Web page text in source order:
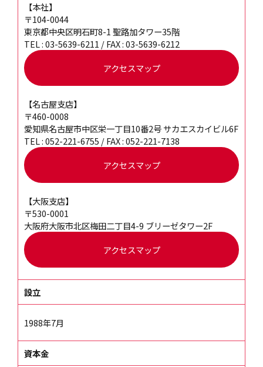
【本社】
〒104-0044
東京都中央区明石町8-1 聖路加タワー35階
TEL : 03-5639-6211 / FAX : 03-5639-6212
アクセスマップ
【名古屋支店】
〒460-0008
愛知県名古屋市中区栄一丁目10番2号サカエスカイビル6F
TEL : 052-221-6755 / FAX : 052-221-7138
アクセスマップ
【大阪支店】
〒530-0001
大阪府大阪市北区梅田二丁目4-9 ブリーゼタワー2F
アクセスマップ
設立
1988年7月
資本金